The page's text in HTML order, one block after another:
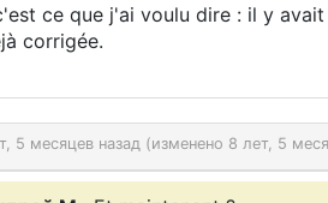
ce que j'ai voulu dire : il y
corrigée.
5 месяцев назад (изменено 8 лет, 5